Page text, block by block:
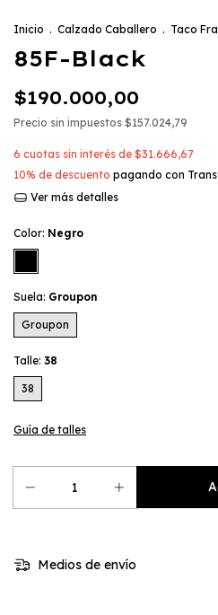
Inicio . Calzado Caballero . Taco
85F-Black
$190.000,00
Precio sin impuestos $157.024,79
6 cuotas sin interés de $31.666,67
10% de descuento pagando con
Ver más detalles
Color: Negro
Suela: Groupon
Groupon
Talle: 38
38
Guía de talles
Medios de envío